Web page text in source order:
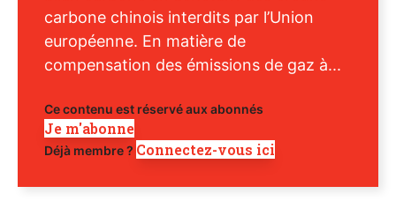
carbone chinois interdits par l’Union
européenne. En matière de
compensation des émissions de gaz à...
Ce contenu est réservé aux abonnés
Je m'abonne
Déjà membre ? Connectez-vous ici